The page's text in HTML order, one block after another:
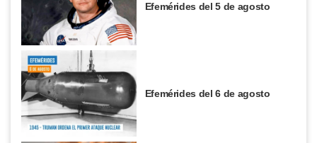
Efemérides del 5 de agosto
Efemérides del 6 de agosto